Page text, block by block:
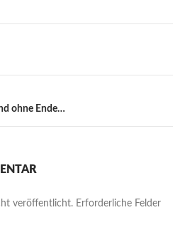
er n
ohne Ende…
veröffentlicht. Erforderliche Felder